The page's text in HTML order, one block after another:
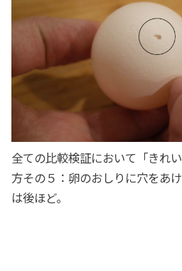
全ての比較検証において「きれ
方その５：卵のおしりに穴をあ
は後ほど。